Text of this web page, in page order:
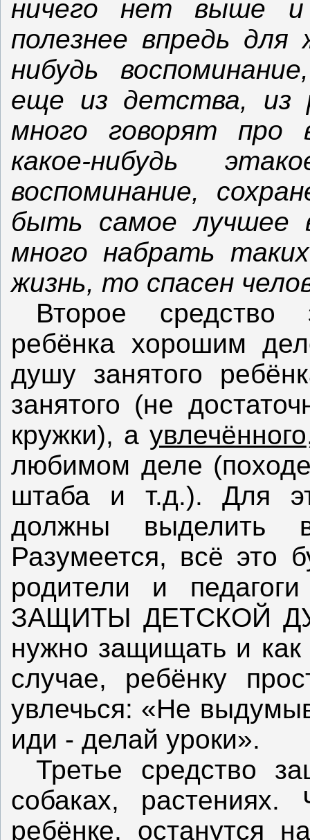
ничего нет выше и
полезнее впредь для
нибудь
еще из детства, из
много говорят про
какое-нибудь
воспоминание,
быть самое лучшее
много набрать
жизнь, то спасен
Второе средство
ребёнка хорошим
душу занятого
занятого (не
кружки), а увлечённого
любимом деле
штаба и т.д.). Для
должны выделить
Разумеется, всё это
родители и
ЗАЩИТЫ ДЕТСКОЙ
нужно защищать и как
случае, ребёнку
увлечься: «Не
иди - делай уроки».
Третье средство
собаках,
ребёнке, останутся